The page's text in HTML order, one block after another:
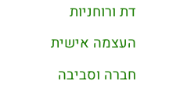
דת ורוחניות
העצמה אישית
חברה וסביבה